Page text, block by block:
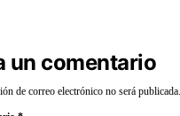
un comentario
de correo electrónico no será publicada.